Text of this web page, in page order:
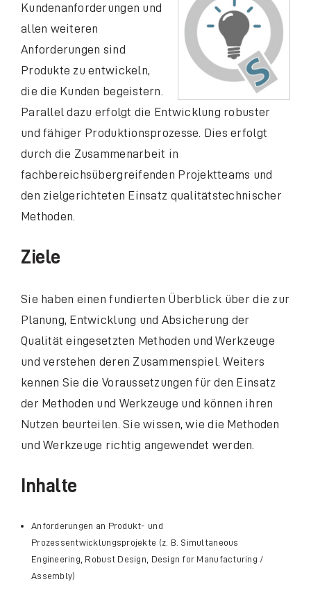
Inhouse-Qualifizierung
Transfer des Gelernten in die Praxis
Kundenanforderungen und
allen weiteren
Anforderungen sind
Produkte zu entwickeln,
die die Kunden begeistern.
Parallel dazu erfolgt die Entwicklung robuster
und fähiger Produktionsprozesse. Dies erfolgt
durch die Zusammenarbeit in
fachbereichsübergreifenden Projektteams und
den zielgerichteten Einsatz qualitätstechnischer
Methoden.
Ziele
Sie haben einen fundierten Überblick über die zur
Planung, Entwicklung und Absicherung der
Qualität eingesetzten Methoden und Werkzeuge
und verstehen deren Zusammenspiel. Weiters
kennen Sie die Voraussetzungen für den Einsatz
der Methoden und Werkzeuge und können ihren
Nutzen beurteilen. Sie wissen, wie die Methoden
und Werkzeuge richtig angewendet werden.
Inhalte
Anforderungen an Produkt- und
Prozessentwicklungsprojekte (z. B. Simultaneous
Engineering, Robust Design, Design for Manufacturing /
Assembly)